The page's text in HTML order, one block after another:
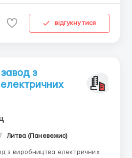
відгукнутися
з
Литва (Паневежис)
з виробництва електричних